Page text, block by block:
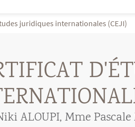
juridiques internationales (CEJI)
ALOUPI, Mme